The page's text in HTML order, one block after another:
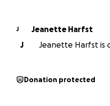
J
Jeanette Harfst
J
Jeanette Harfst is
Donation protected